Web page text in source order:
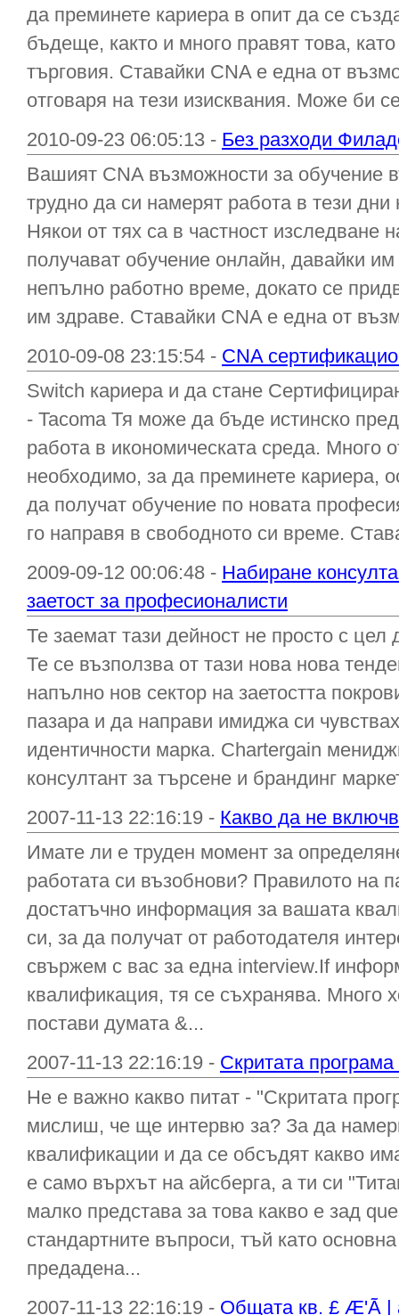
да преминете кариера в опит да се
бъдеще, както и много правят това,
търговия. Ставайки CNA е една от
отговаря на тези изисквания. Може би
2010-09-23 06:05:13 - Без разходи
Вашият CNA възможности за
трудно да си намерят работа в тези
Някои от тях са в частност изследване
получават обучение онлайн, давайки
непълно работно време, докато се
им здраве. Ставайки CNA е една от
2010-09-08 23:15:54 - CNA
Switch кариера и да стане
- Tacoma Тя може да бъде истинско
работа в икономическата среда. Много
необходимо, за да преминете кариера,
да получат обучение по новата
го направя в свободното си време.
2009-09-12 00:06:48 - Набиране
заетост за професионалисти
Те заемат тази дейност не просто с
Те се възползва от тази нова нова
напълно нов сектор на заетостта
пазара и да направи имиджа си
идентичности марка. Chartergain
консултант за търсене и брандинг
2007-11-13 22:16:19 - Какво да не
Имате ли е труден момент за
работата си възобнови? Правилото на
достатъчно информация за вашата
си, за да получат от работодателя
свържем с вас за една interview.If
квалификация, тя се съхранява. Много
постави думата &...
2007-11-13 22:16:19 - Скритата
Не е важно какво питат - "Скритата
мислиш, че ще интервю за? За да
квалификации и да се обсъдят какво
е само върхът на айсберга, а ти си
малко представа за това какво е зад
стандартните въпроси, тъй като
предадена...
2007-11-13 22:16:19 - Общата кв. £ Æ'Ã |